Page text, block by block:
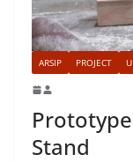
ARSIP PROJECT
Stand